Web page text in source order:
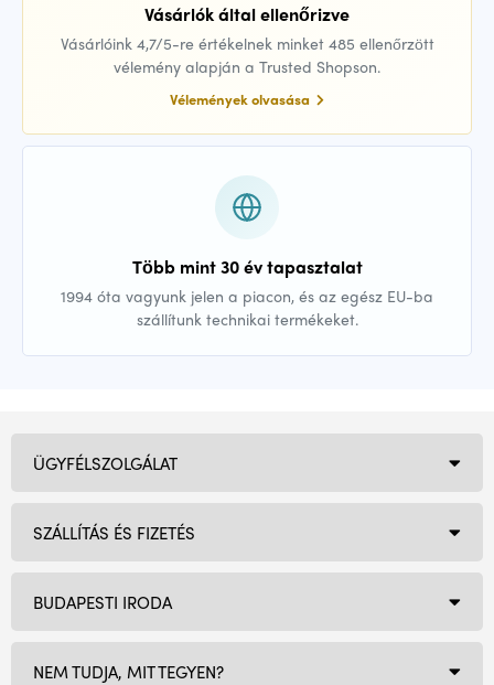
Vásárlók által ellenőrizve
Vásárlóink 4,7/5-re értékelnek minket 485 ellenőrzött
vélemény alapján a Trusted Shopson.
Vélemények olvasása
Több mint 30 év tapasztalat
1994 óta vagyunk jelen a piacon, és az egész EU-ba
szállítunk technikai termékeket.
BUDAPESTI IRODA
NEM TUDJA, MIT TEGYEN?
ÜGYFÉLSZOLGÁLAT
SZÁLLÍTÁS ÉS FIZETÉS